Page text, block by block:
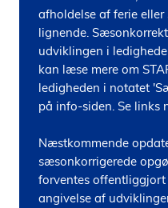
afholdelse af ferie
lignende.
udviklingen i
kan læse mere om
ledigheden i notatet
på info-siden. Se links
Næstkommende
sæsonkorrigerede
forventes offentliggjort
angivelse af